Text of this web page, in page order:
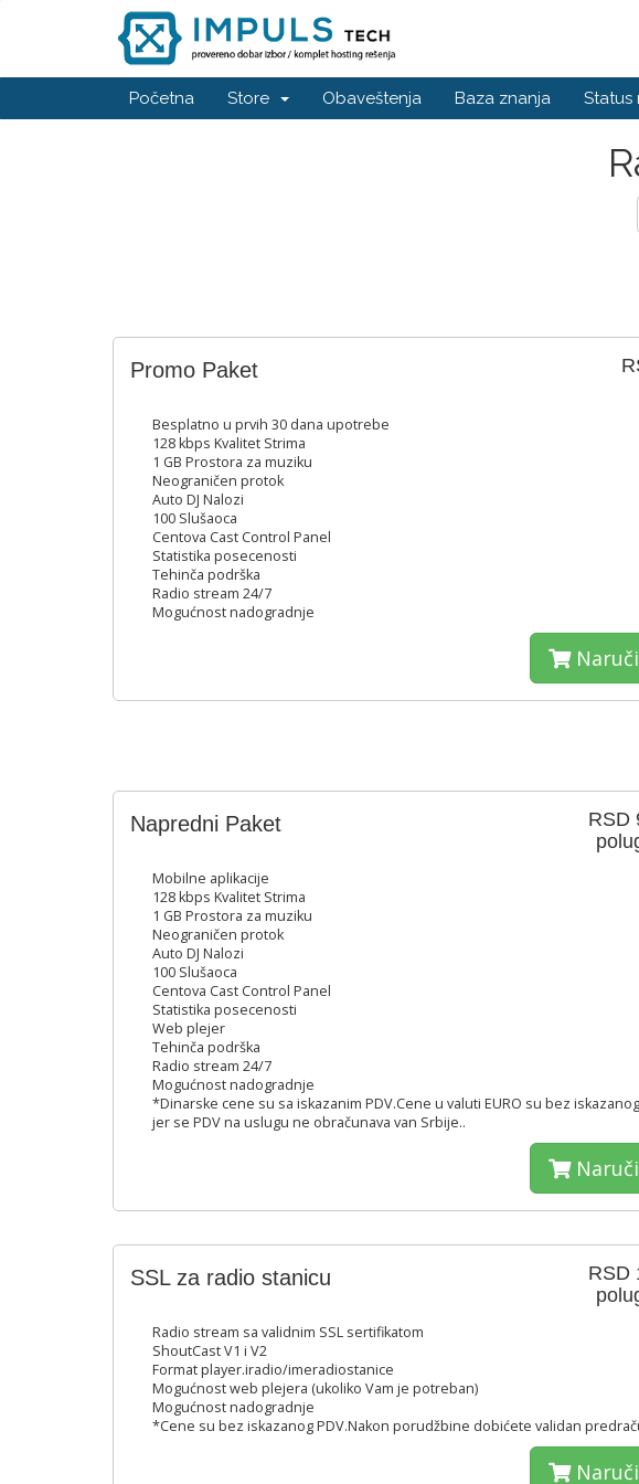
Početna Store Obaveštenja Baza znanja Status
Promo Paket
Besplatno u prvih 30 dana upotrebe
128 kbps Kvalitet Strima
1 GB Prostora za muziku
Neograničen protok
Auto DJ Nalozi
100 Slušaoca
Centova Cast Control Panel
Statistika posecenosti
Tehinča podrška
Radio stream 24/7
Mogućnost nadogradnje
RSD
Napredni Paket
Mobilne aplikacije
128 kbps Kvalitet Strima
1 GB Prostora za muziku
Neograničen protok
Auto DJ Nalozi
100 Slušaoca
Centova Cast Control Panel
Statistika posecenosti
Web plejer
Tehinča podrška
Radio stream 24/7
Mogućnost nadogradnje
*Dinarske cene su sa iskazanim PDV.Cene u valuti EURO su bez
jer se PDV na uslugu ne obračunava van Srbije..
RSD
SSL za radio stanicu
Radio stream sa validnim SSL sertifikatom
ShoutCast V1 i V2
Format player.iradio/imeradiostanice
Mogućnost web plejera (ukoliko Vam je potreban)
Mogućnost nadogradnje
*Cene su bez iskazanog PDV.Nakon porudžbine dobićete validan